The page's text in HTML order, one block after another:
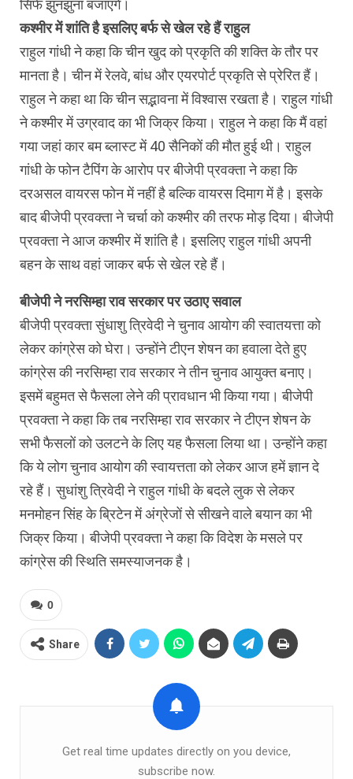
सिर्फ झुनझुना बजाएंगे।
कश्मीर में शांति है इसलिए बर्फ से खेल रहे हैं राहुल
राहुल गांधी ने कहा कि चीन खुद को प्रकृति की शक्ति के तौर पर
मानता है। चीन में रेलवे, बांध और एयरपोर्ट प्रकृति से प्रेरित हैं।
राहुल ने कहा था कि चीन सद्भावना में विश्वास रखता है। राहुल गांधी
ने कश्मीर में उग्रवाद का भी जिक्र किया। राहुल ने कहा कि मैं वहां
गया जहां कार बम ब्लास्ट में 40 सैनिकों की मौत हुई थी। राहुल
गांधी के फोन टैपिंग के आरोप पर बीजेपी प्रवक्ता ने कहा कि
दरअसल वायरस फोन में नहीं है बल्कि वायरस दिमाग में है। इसके
बाद बीजेपी प्रवक्ता ने चर्चा को कश्मीर की तरफ मोड़ दिया। बीजेपी
प्रवक्ता ने आज कश्मीर में शांति है। इसलिए राहुल गांधी अपनी
बहन के साथ वहां जाकर बर्फ से खेल रहे हैं।
बीजेपी ने नरसिम्हा राव सरकार पर उठाए सवाल
बीजेपी प्रवक्ता सुंधाशु त्रिवेदी ने चुनाव आयोग की स्वातयत्ता को
लेकर कांग्रेस को घेरा। उन्होंने टीएन शेषन का हवाला देते हुए
कांग्रेस की नरसिम्हा राव सरकार ने तीन चुनाव आयुक्त बनाए।
इसमें बहुमत से फैसला लेने की प्रावधान भी किया गया। बीजेपी
प्रवक्ता ने कहा कि तब नरसिम्हा राव सरकार ने टीएन शेषन के
सभी फैसलों को उलटने के लिए यह फैसला लिया था। उन्होंने कहा
कि ये लोग चुनाव आयोग की स्वायत्तता को लेकर आज हमें ज्ञान दे
रहे हैं। सुधांशु त्रिवेदी ने राहुल गांधी के बदले लुक से लेकर
मनमोहन सिंह के ब्रिटेन में अंग्रेजों से सीखने वाले बयान का भी
जिक्र किया। बीजेपी प्रवक्ता ने कहा कि विदेश के मसले पर
कांग्रेस की स्थिति समस्याजनक है।
0
Share
Get real time updates directly on you device,
subscribe now.